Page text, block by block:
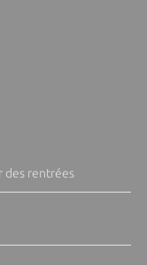
des rentrées